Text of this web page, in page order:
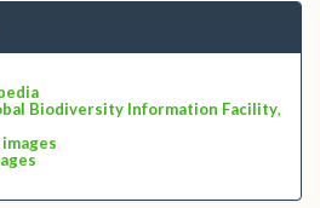
Biodiversity Information Facility,